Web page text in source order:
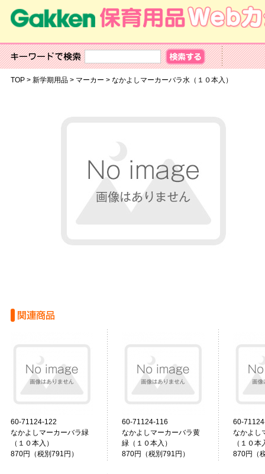
TOP> 新学期用品> マーカー > なかよしマーカーバラ水（１０本入）
60-71124-122
なかよしマーカーバラ緑
（１０本入）
870円（税別791円）
60-71124-116
なかよしマーカーバラ黄
緑（１０本入）
870円（税別791円）
60-
なかよし
（１０本
870円（